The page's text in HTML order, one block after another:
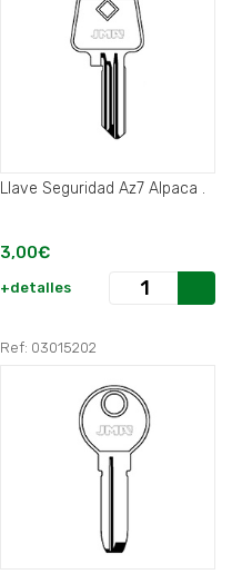
Llave Seguridad Az7 Alpaca .
3,00€
+detalles
Ref: 03015202